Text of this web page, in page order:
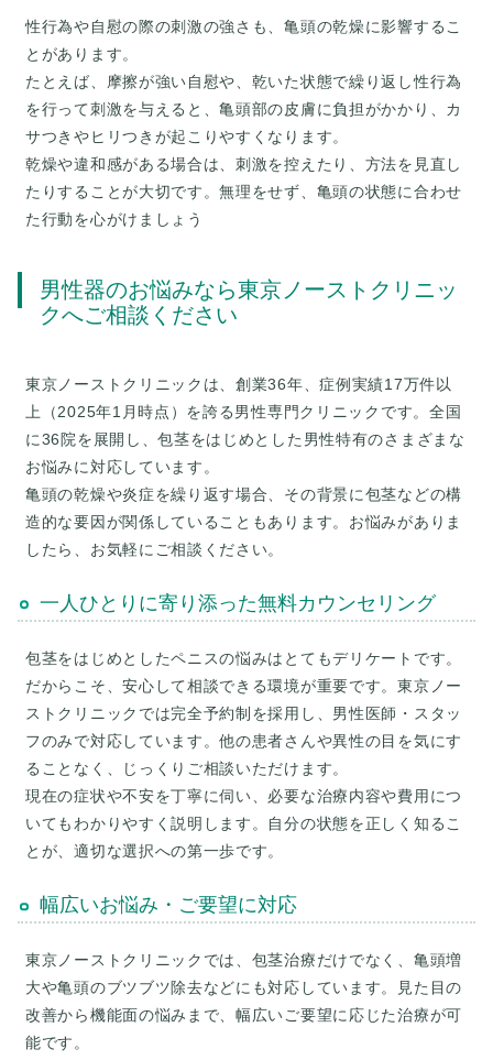
性行為や自慰の際の刺激の強さも、亀頭の乾燥に影響するこ
とがあります。
たとえば、摩擦が強い自慰や、乾いた状態で繰り返し性行為
を行って刺激を与えると、亀頭部の皮膚に負担がかかり、カ
サつきやヒリつきが起こりやすくなります。
乾燥や違和感がある場合は、刺激を控えたり、方法を見直し
たりすることが大切です。無理をせず、亀頭の状態に合わせ
男性器のお悩みなら東京ノーストクリニッ
クへご相談ください
東京ノーストクリニックは、創業36年、症例実績17万件以
上（2025年1月時点）を誇る男性専門クリニックです。全国
に36院を展開し、包茎をはじめとした男性特有のさまざまな
お悩みに対応しています。
亀頭の乾燥や炎症を繰り返す場合、その背景に包茎などの構
造的な要因が関係していることもあります。お悩みがありま
一人ひとりに寄り添った無料カウンセリング
包茎をはじめとしたペニスの悩みはとてもデリケートです。
だからこそ、安心して相談できる環境が重要です。東京ノー
ストクリニックでは完全予約制を採用し、男性医師・スタッ
フのみで対応しています。他の患者さんや異性の目を気にす
ることなく、じっくりご相談いただけます。
現在の症状や不安を丁寧に伺い、必要な治療内容や費用につ
いてもわかりやすく説明します。自分の状態を正しく知るこ
幅広いお悩み・ご要望に対応
東京ノーストクリニックでは、包茎治療だけでなく、亀頭増
大や亀頭のブツブツ除去などにも対応しています。見た目の
改善から機能面の悩みまで、幅広いご要望に応じた治療が可
能です。